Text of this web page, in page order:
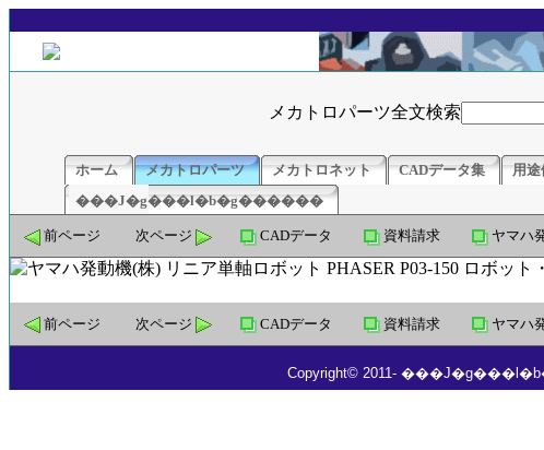
メカトロパーツ全文検索
ホーム メカトロパーツ メカトロネット CADデータ集 用途
���J�g���l�b�g������
前ページ 次ページ CADデータ 資料請求 ヤマハ
前ページ 次ページ CADデータ 資料請求 ヤマハ
Copyright© 2011-